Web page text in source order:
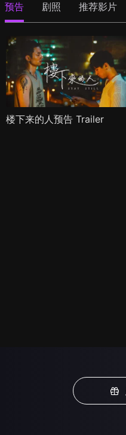
预告 剧照 推荐影片
楼下来的人预告 Trailer